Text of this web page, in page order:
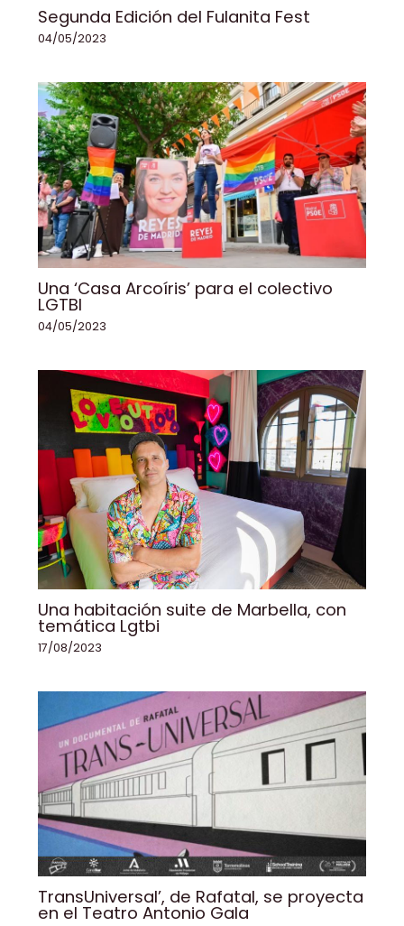
Segunda Edición del Fulanita Fest
04/05/2023
Una ‘Casa Arcoíris’ para el colectivo
LGTBI
04/05/2023
Una habitación suite de Marbella, con
temática Lgtbi
17/08/2023
TransUniversal’, de Rafatal, se proyecta
en el Teatro Antonio Gala